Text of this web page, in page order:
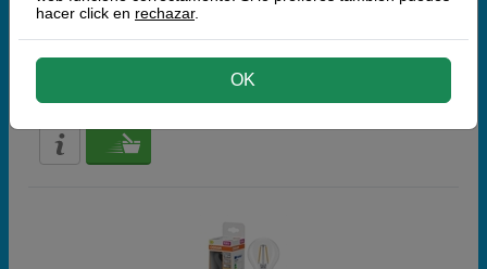
4,96 € iva ex
RECÍBELO EN 24 HORAS
hacer click en rechazar.
OK